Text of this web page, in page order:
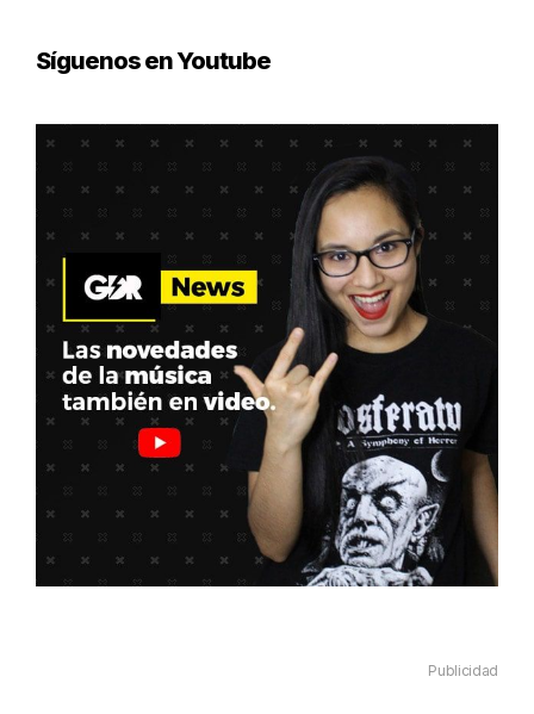
Síguenos en Youtube
Publicidad